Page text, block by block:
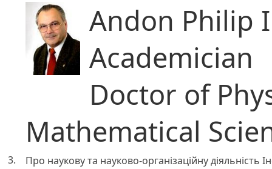
Andon Philip
Academician
Doctor of
Mathematical
3. Про наукову та науково-організаційну діяльність